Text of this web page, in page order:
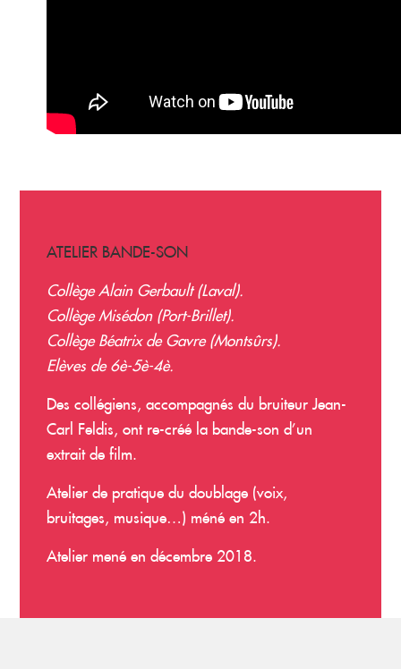
ATELIER BANDE-SON
Collège Alain Gerbault (Laval).
Collège Misédon (Port-Brillet).
Collège Béatrix de Gavre (Montsûrs).
Elèves de 6è-5è-4è.
Des collégiens, accompagnés du bruiteur Jean-
Carl Feldis, ont re-créé la bande-son d’un
extrait de film.
Atelier de pratique du doublage (voix,
bruitages, musique…) méné en 2h.
Atelier mené en décembre 2018.